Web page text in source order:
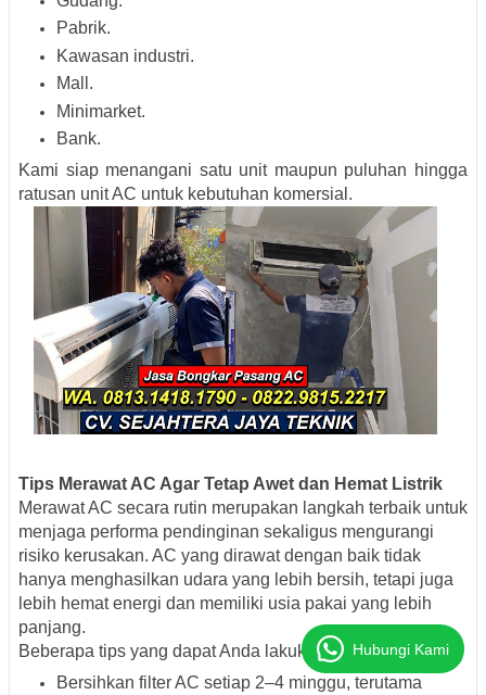
Pabrik.
Kawasan industri.
Mall.
Minimarket.
Bank.
Kami siap menangani satu unit maupun puluhan hingga
ratusan unit AC untuk kebutuhan komersial.
Tips Merawat AC Agar Tetap Awet dan Hemat Listrik
Merawat AC secara rutin merupakan langkah terbaik untuk
menjaga performa pendinginan sekaligus mengurangi
risiko kerusakan. AC yang dirawat dengan baik tidak
hanya menghasilkan udara yang lebih bersih, tetapi juga
lebih hemat energi dan memiliki usia pakai yang lebih
panjang.
Beberapa tips yang dapat Anda lakukan antara lain:
Bersihkan filter AC setiap 2–4 minggu, terutama
Hubungi Kami